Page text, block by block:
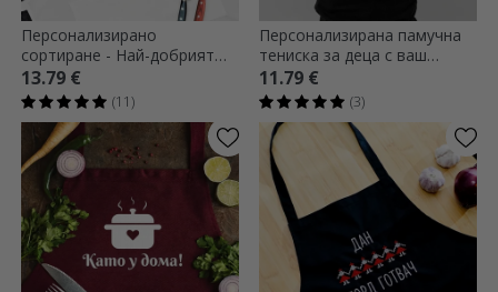
Персонализирано
сортиране - Най-добрият
готвач
13.79 €
(11)
Персонализирана памучна
тениска за деца с ваш
собствен графичен дизайн
11.79 €
(3)